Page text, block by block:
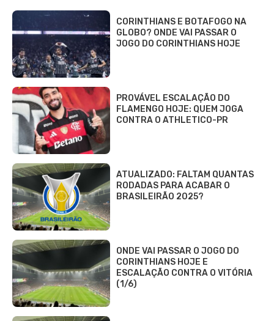
CORINTHIANS E BOTAFOGO NA
GLOBO? ONDE VAI PASSAR O
JOGO DO CORINTHIANS HOJE
PROVÁVEL ESCALAÇÃO DO
FLAMENGO HOJE: QUEM JOGA
CONTRA O ATHLETICO-PR
ATUALIZADO: FALTAM QUANTAS
RODADAS PARA ACABAR O
BRASILEIRÃO 2025?
ONDE VAI PASSAR O JOGO DO
CORINTHIANS HOJE E
ESCALAÇÃO CONTRA O VITÓRIA
(1/6)